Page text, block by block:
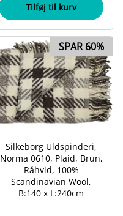
Tilføj til kurv
SPAR 60%
Silkeborg Uldspinderi,
Norma 0610, Plaid, Brun,
Råhvid, 100%
Scandinavian Wool,
B:140 x L:240cm